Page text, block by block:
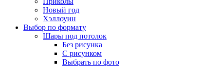
Новый год
Хэллоуин
Выбор по формату
Шары под потолок
Без рисунка
С рисунком
Выбрать по фото